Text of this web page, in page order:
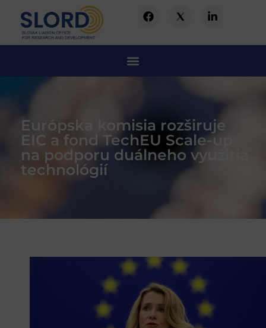
Európska komisia rozširuje
EIC a fond TechEU Scale-up
na podporu duálneho využitia
technológií